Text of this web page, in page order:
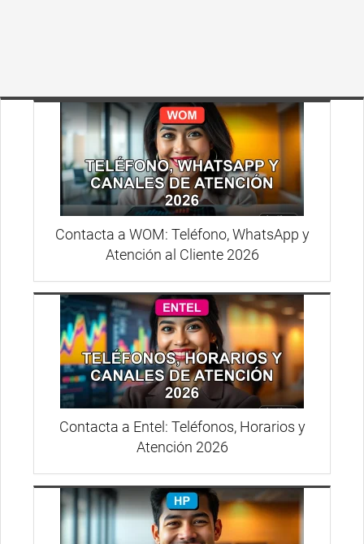
Contacta a WOM: Teléfono, WhatsApp y
Atención al Cliente 2026
Contacta a Entel: Teléfonos, Horarios y
Atención 2026